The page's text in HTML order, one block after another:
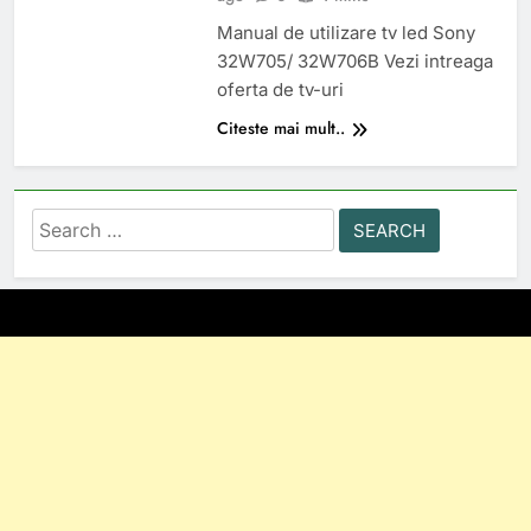
Manual de utilizare tv led Sony
32W705/ 32W706B Vezi intreaga
oferta de tv-uri
Citeste mai mult..
Search
for: